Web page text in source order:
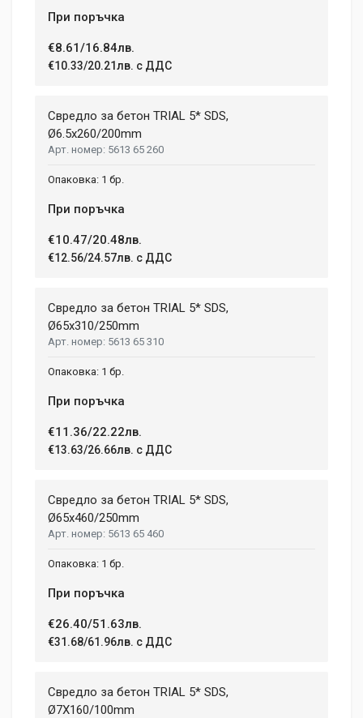
При поръчка
€8.61/16.84лв.
€10.33/20.21лв. с ДДС
Свредло за бетон TRIAL 5* SDS,
Ø6.5x260/200mm
5613 65 260
1 бр.
При поръчка
€10.47/20.48лв.
€12.56/24.57лв. с ДДС
Свредло за бетон TRIAL 5* SDS,
Ø65х310/250mm
5613 65 310
1 бр.
При поръчка
€11.36/22.22лв.
€13.63/26.66лв. с ДДС
Свредло за бетон TRIAL 5* SDS,
Ø65х460/250mm
5613 65 460
1 бр.
При поръчка
€26.40/51.63лв.
€31.68/61.96лв. с ДДС
Свредло за бетон TRIAL 5* SDS,
Ø7X160/100mm